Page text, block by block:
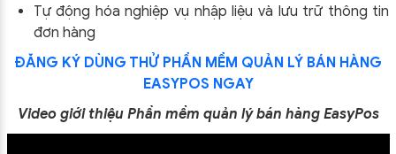
Tự động hóa nghiệp vụ nhập liệu và lưu trữ thông tin
đơn hàng
ĐĂNG KÝ DÙNG THỬ PHẦN MỀM QUẢN LÝ BÁN HÀNG
EASYPOS NGAY
Video giới thiệu Phần mềm quản lý bán hàng EasyPos